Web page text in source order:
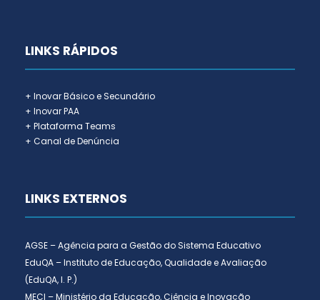
LINKS RÁPIDOS
+ Inovar Básico e Secundário
+ Inovar PAA
+ Plataforma Teams
+ Canal de Denúncia
LINKS EXTERNOS
AGSE – Agência para a Gestão do Sistema Educativo
EduQA – Instituto de Educação, Qualidade e Avaliação
(EduQA, I. P.)
MECI – Ministério da Educação, Ciência e Inovação